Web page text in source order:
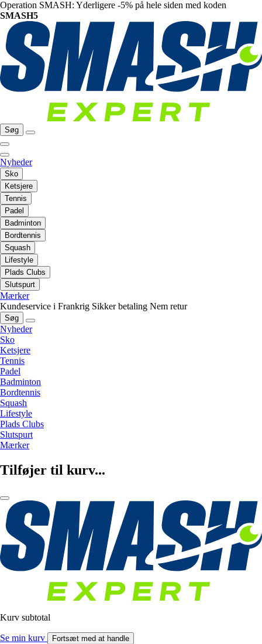
Operation SMASH: Yderligere -5% på hele siden med koden
SMASH5
Søg
Nyheder
Sko
Ketsjere
Tennis
Padel
Badminton
Bordtennis
Squash
Lifestyle
Plads Clubs
Slutspurt
Mærker
Kundeservice i Frankrig Sikker betaling Nem retur
Søg
Nyheder
Sko
Ketsjere
Tennis
Padel
Badminton
Bordtennis
Squash
Lifestyle
Plads Clubs
Slutspurt
Mærker
Tilføjer til kurv...
Kurv subtotal
Se min kurv Fortsæt med at handle